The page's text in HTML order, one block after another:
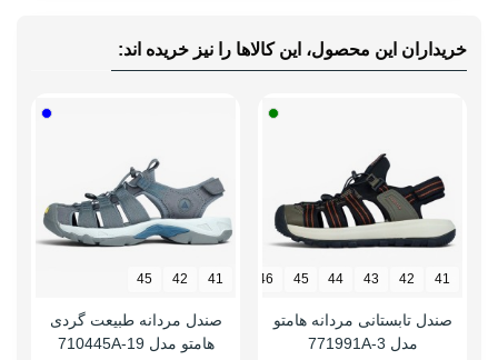
خریداران این محصول، این کالاها را نیز خریده اند:
41
42
43
44
45
46
صندل تابستانی مردانه هامتو
مدل 771991A-3
41
42
45
صندل مردانه طبیعت گردی
هامتو مدل 710445A-19